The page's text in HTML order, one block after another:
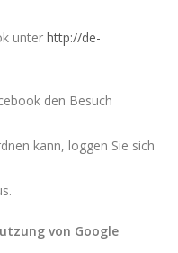
unter http://de-
den Besuch
kann, loggen Sie sich
von Google